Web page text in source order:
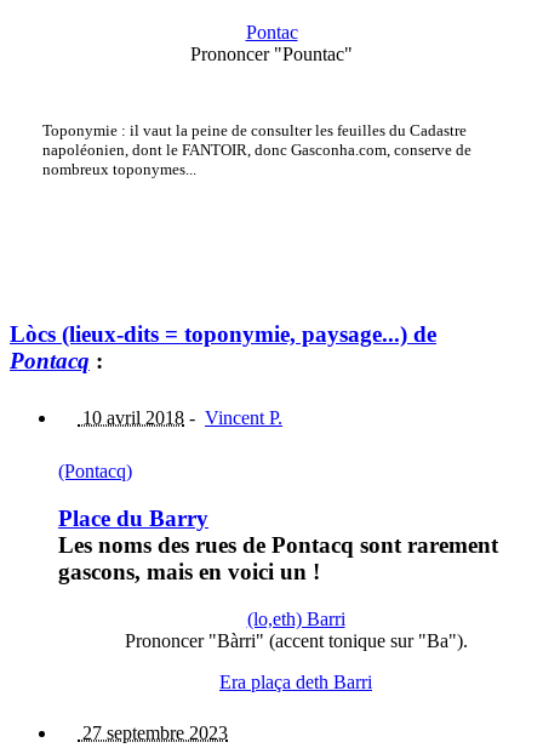
Pontac
Prononcer "Pountac"
Toponymie : il vaut la peine de consulter les feuilles du Cadastre
napoléonien, dont le FANTOIR, donc Gasconha.com, conserve de
nombreux toponymes...
Lòcs (lieux-dits = toponymie, paysage...) de
Pontacq :
10 avril 2018 - Vincent P.
(Pontacq)
Place du Barry
Les noms des rues de Pontacq sont rarement
gascons, mais en voici un !
(lo,eth) Barri
Prononcer "Bàrri" (accent tonique sur "Ba").
Era plaça deth Barri
27 septembre 2023